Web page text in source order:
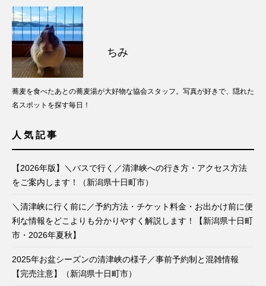
ちみ
蕎麦を食べたあとの蕎麦湯が大好物な協会スタッフ。写真が好きで、隠れた
名スポットを探す毎日！
人気記事
【2026年版】＼バスで行く／清津峡への行き方・アクセス方法
をご案内します！（新潟県十日町市）
＼清津峡に行く前に／予約方法・チケット料金・お出かけ前に便
利な情報をどこよりも分かりやすく解説します！【新潟県十日町
市・2026年夏秋】
2025年お盆シーズンの清津峡の様子／事前予約制と混雑情報
【完売注意】（新潟県十日町市）